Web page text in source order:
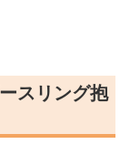
スリング抱